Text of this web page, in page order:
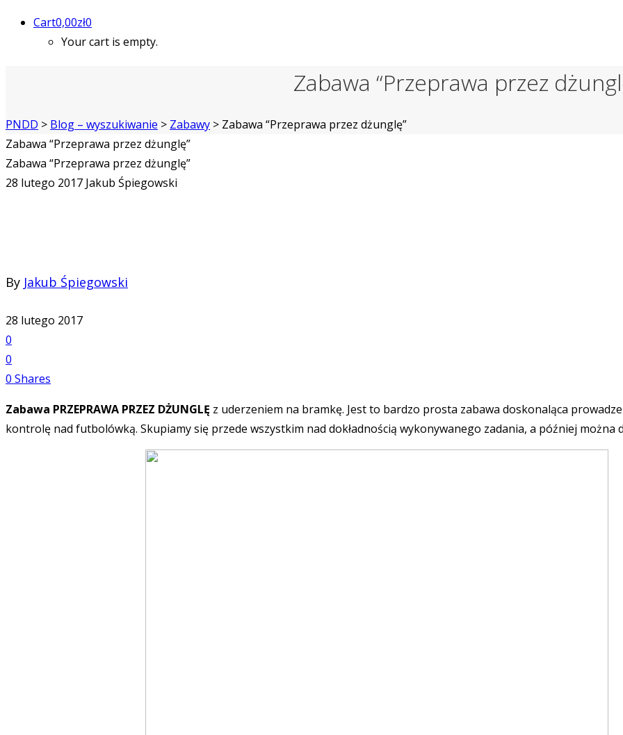
Cart0,00zł0
Your cart is empty.
Zabawa “Przeprawa przez
PNDD > Blog – wyszukiwanie > Zabawy > Zabawa “Przeprawa przez dżunglę”
Zabawa “Przeprawa przez dżunglę”
Zabawa “Przeprawa przez dżunglę”
28 lutego 2017 Jakub Śpiegowski
By Jakub Śpiegowski
28 lutego 2017
0
0
0 Shares
Zabawa PRZEPRAWA PRZEZ DŻUNGLĘ z uderzeniem na bramkę. Jest to bardzo prosta zabawa doskonaląca
kontrolę nad futbolówką. Skupiamy się przede wszystkim nad dokładnością wykonywanego zadania, a później można